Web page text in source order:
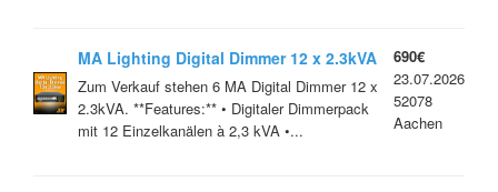
MA Lighting Digital Dimmer 12 x 2.3kVA
Zum Verkauf stehen 6 MA Digital Dimmer 12 x
2.3kVA. **Features:** • Digitaler Dimmerpack
mit 12 Einzelkanälen à 2,3 kVA •...
690€
23.07.2026
52078
Aachen